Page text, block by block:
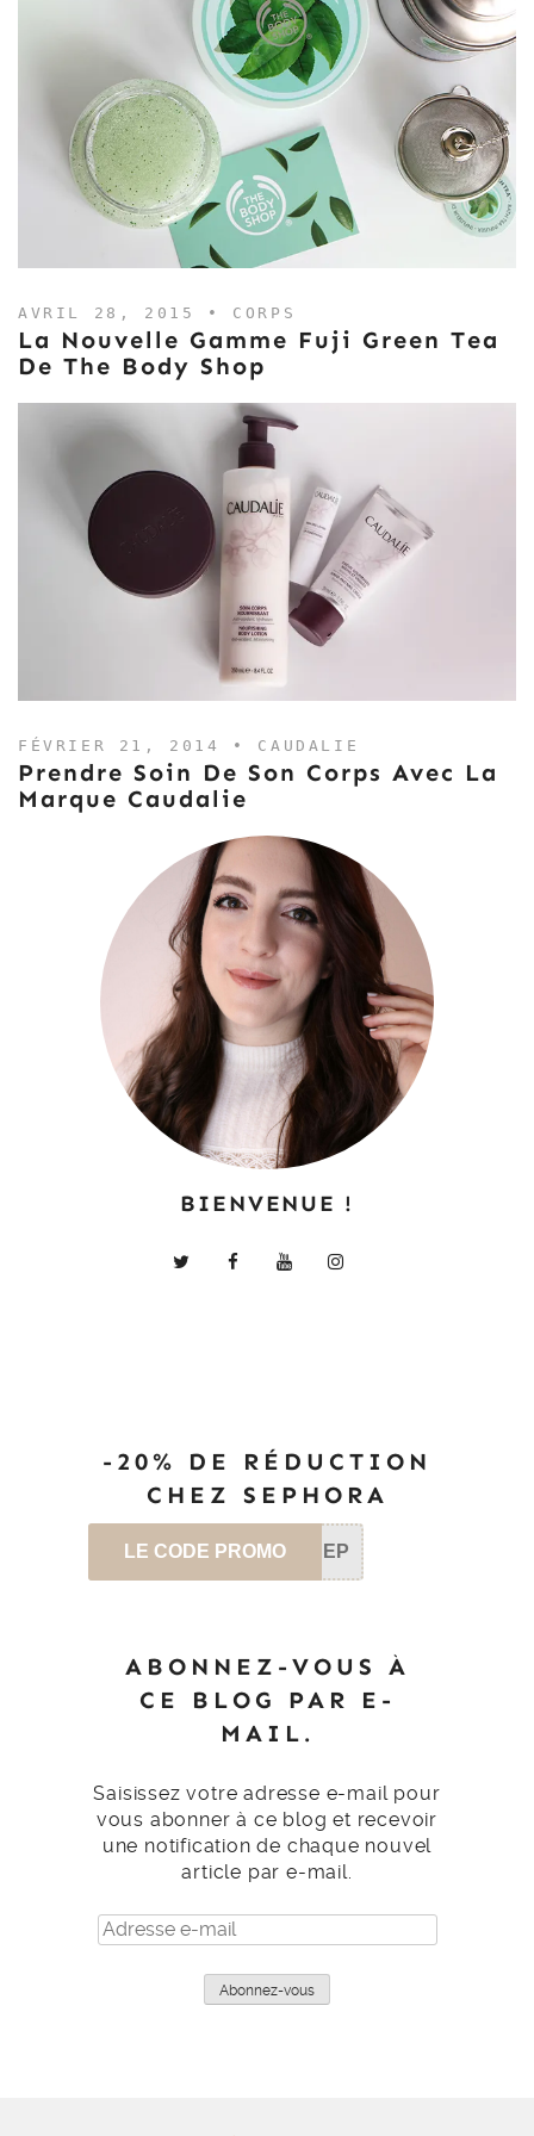
AVRIL 28, 2015 • CORPS
La Nouvelle Gamme Fuji Green Tea
De The Body Shop
FÉVRIER 21, 2014 • CAUDALIE
Prendre Soin De Son Corps Avec La
Marque Caudalie
BIENVENUE !
-20% DE RÉDUCTION
CHEZ SEPHORA
LE CODE PROMO SEP
ABONNEZ-VOUS À
CE BLOG PAR E-
MAIL.
Saisissez votre adresse e-mail pour
vous abonner à ce blog et recevoir
une notification de chaque nouvel
article par e-mail.
Adresse
e-
Abonnez-vous